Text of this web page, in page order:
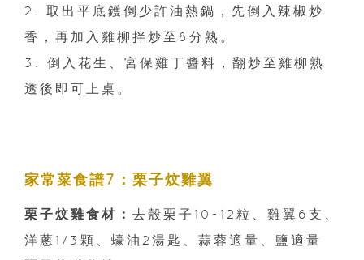
2. 取出平底鑊倒少許油熱鍋，先倒入辣椒炒
香，再加入雞柳拌炒至8分熟。
3. 倒入花生、宮保雞丁醬料，翻炒至雞柳熟
透後即可上桌。
家常菜食譜7：栗子炆雞翼
栗子炆雞食材： 去殼栗子10-12粒、雞翼6支、
洋蔥1/3顆、蠔油2湯匙、蒜蓉適量、鹽適量